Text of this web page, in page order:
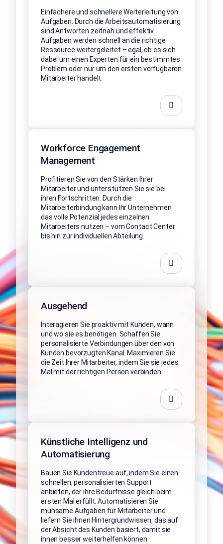
Einfachere und schnellere Weiterleitung von
Aufgaben. Durch die Arbeitsautomatisierung
sind Antworten zeitnah und effektiv.
Aufgaben werden schnell an die richtige
Ressource weitergeleitet – egal, ob es sich
dabei um einen Experten für ein bestimmtes
Problem oder nur um den ersten verfügbaren
Mitarbeiter handelt.
Workforce Engagement
Management
Profitieren Sie von den Stärken Ihrer
Mitarbeiter und unterstützen Sie sie bei
ihren Fortschritten. Durch die
Mitarbeiterbindung kann Ihr Unternehmen
das volle Potenzial jedes einzelnen
Mitarbeiters nutzen – vom Contact Center
bis hin zur individuellen Abteilung.
Ausgehend
Interagieren Sie proaktiv mit Kunden, wann
und wo sie es benötigen. Schaffen Sie
personalisierte Verbindungen über den von
Kunden bevorzugten Kanal. Maximieren Sie
die Zeit Ihrer Mitarbeiter, indem Sie sie jedes
Mal mit der richtigen Person verbinden.
Künstliche Intelligenz und
Automatisierung
Bauen Sie Kundentreue auf, indem Sie einen
schnellen, personalisierten Support
anbieten, der ihre Bedürfnisse gleich beim
ersten Mal erfüllt. Automatisieren Sie
mühsame Aufgaben für Mitarbeiter und
liefern Sie ihnen Hintergrundwissen, das auf
der Absicht des Kunden basiert, damit sie
ihnen besser weiterhelfen können.